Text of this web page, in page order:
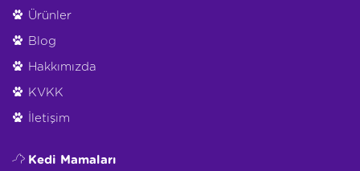
Ürünler
Blog
Hakkımızda
KVKK
İletişim
Kedi Mamaları